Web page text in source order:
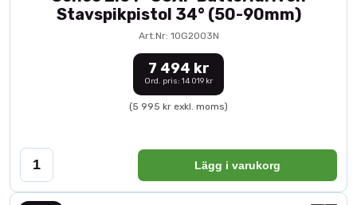
Stavspikpistol 34° (50-90mm)
Art.Nr: 10G2003N
7 494 kr
Ord. pris: 14 019 kr
(5 995 kr exkl. moms)
Lägg i varukorg